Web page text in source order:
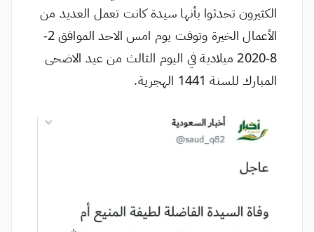
الكثيرون تحدثوا بأنها سيدة كانت تعمل العديد من
الأعمال الخيرة وتوفت يوم امس الاحد الموافق 2-
8-2020 ميلادية في اليوم الثالث من عيد الاضحى
المبارك للسنة 1441 الهجرية.